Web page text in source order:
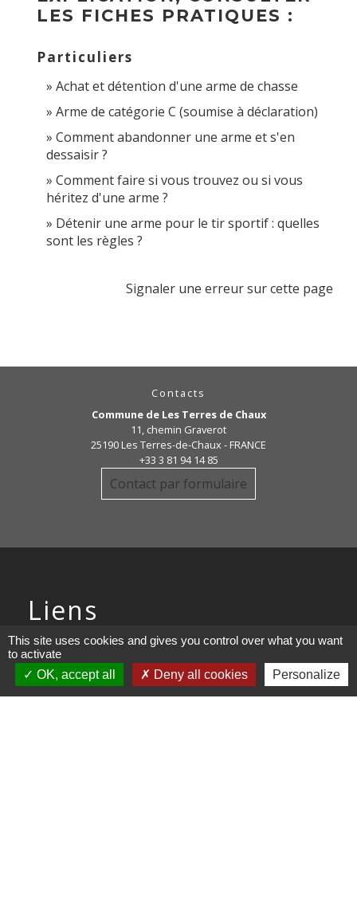
LES FICHES PRATIQUES :
Particuliers
Achat et détention d'une arme de chasse
Arme de catégorie C (soumise à déclaration)
Comment abandonner une arme et s'en
dessaisir ?
Comment faire si vous trouvez ou si vous
héritez d'une arme ?
Détenir une arme pour le tir sportif : quelles
sont les règles ?
Signaler une erreur sur cette page
Contacts
Commune de Les Terres de Chaux
11, chemin Graverot
25190 Les Terres-de-Chaux - FRANCE
+33 3 81 94 14 85
Contact par formulaire
Liens
COMMUNAUTE DE COMMUNE
PAYS DE MAICHE
PAYS HORLOGER
This site uses cookies and gives you control over what you want
to activate
OK, accept all
Deny all cookies Personalize